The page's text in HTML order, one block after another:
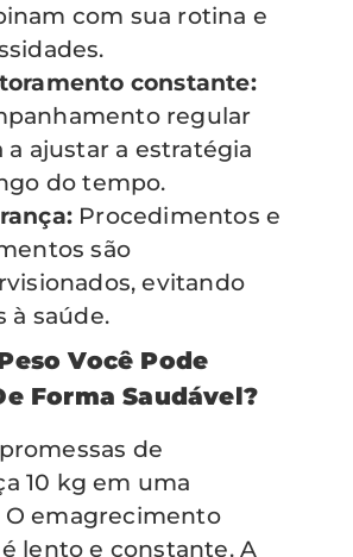
com sua rotina e
constante:
regular
a ajustar a estratégia
do tempo.
Procedimentos e
são
evitando
à saúde.
Você Pode
Forma Saudável?
de
10 kg em uma
O emagrecimento
lento e constante. A